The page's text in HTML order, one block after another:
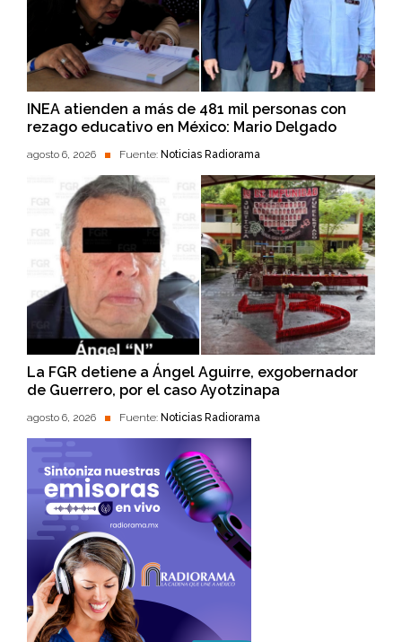
INEA atienden a más de 481 mil personas con
rezago educativo en México: Mario Delgado
agosto 6, 2026 Fuente: Noticias Radiorama
La FGR detiene a Ángel Aguirre, exgobernador
de Guerrero, por el caso Ayotzinapa
agosto 6, 2026 Fuente: Noticias Radiorama